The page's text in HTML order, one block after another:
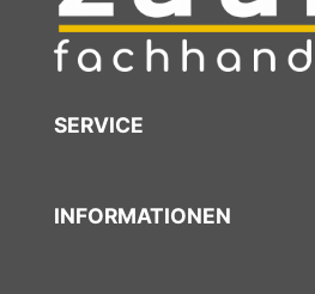
SERVICE
INFORMATIONEN